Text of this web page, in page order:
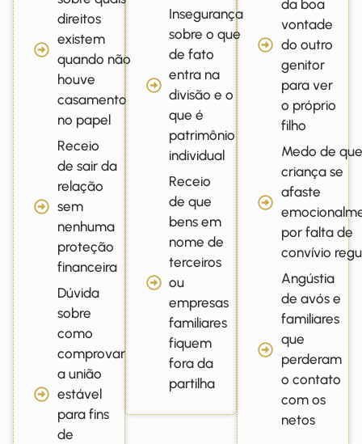
direitos
existem
quando não
houve
casamento
no papel
Receio
de sair da
relação
sem
nenhuma
proteção
financeira
Dúvida
sobre
como
comprovar
a união
estável
para fins
de
Insegurança
sobre o que
de fato
entra na
divisão e o
que é
patrimônio
individual
Receio
de que
bens em
nome de
terceiros
ou
empresas
familiares
fiquem
fora da
partilha
da boa
vontade
do outro
genitor
para ver
o próprio
filho
Medo de
criança se
afaste
por falta de
convívio
Angústia
de avós e
familiares
que
perderam
o contato
com os
netos